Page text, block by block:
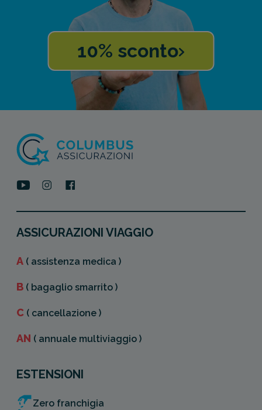
10% sconto
ASSICURAZIONI VIAGGIO
A ( assistenza medica )
B ( bagaglio smarrito )
C ( cancellazione )
AN ( annuale multiviaggio )
ESTENSIONI
Zero franchigia